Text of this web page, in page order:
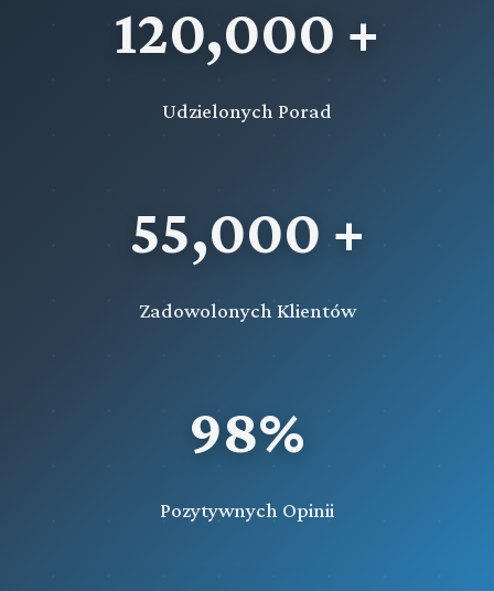
120,000 +
Udzielonych Porad
55,000 +
Zadowolonych Klientów
98%
Pozytywnych Opinii